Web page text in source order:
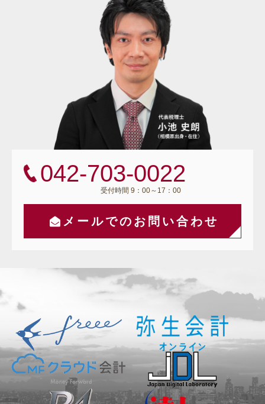
042-703-0022
受付時間 9：00～17：00
メールでのお問い合わせ